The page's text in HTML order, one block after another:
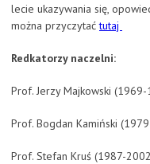
lecie ukazywania się,
można przyczytaćtutaj
Redkatorzy naczelni:
Prof. Jerzy Majkowski
Prof. Bogdan Kamiński
Prof. Stefan Kruś (1987-